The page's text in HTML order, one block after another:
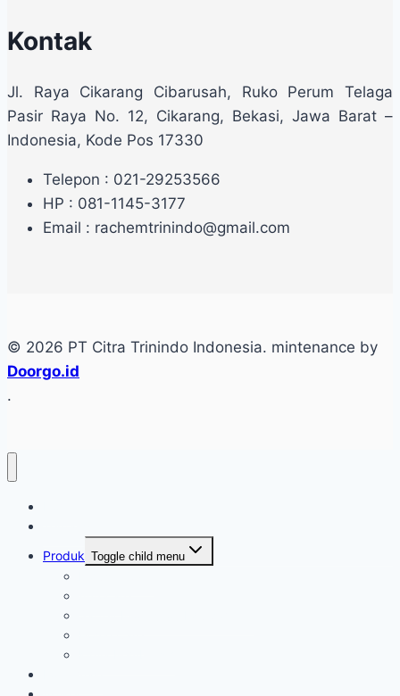
Kontak
Jl. Raya Cikarang Cibarusah, Ruko Perum Telaga
Pasir Raya No. 12, Cikarang, Bekasi, Jawa Barat –
Indonesia, Kode Pos 17330
Telepon : 021-29253566
HP : 081-1145-3177
Email : rachemtrinindo@gmail.com
© 2026 PT Citra Trinindo Indonesia. mintenance by
Doorgo.id
.
Produk Toggle child menu